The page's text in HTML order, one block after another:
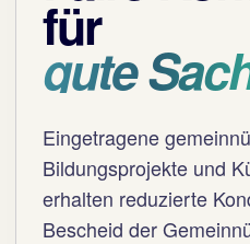
für
gute
Eingetragene
Bildungsprojekte und
erhalten reduzierte
Bescheid der